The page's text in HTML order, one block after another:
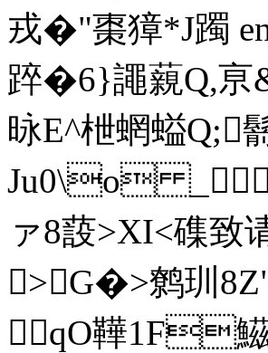
戎�"棗獐*J躅
踤�6}譝藽Q,亰
昹E^枻蝄螠
Ju0\o _
ァ8蔎 >XI<磼
>G�>鹩玔
qO鞾1F鰦